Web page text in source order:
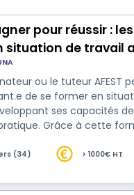
pour réussir :
situation de travail
ou le tuteur AFEST
de se former en
ses capacités
Grâce à cette
outils pour accompagner
(34) > 1000€ HT